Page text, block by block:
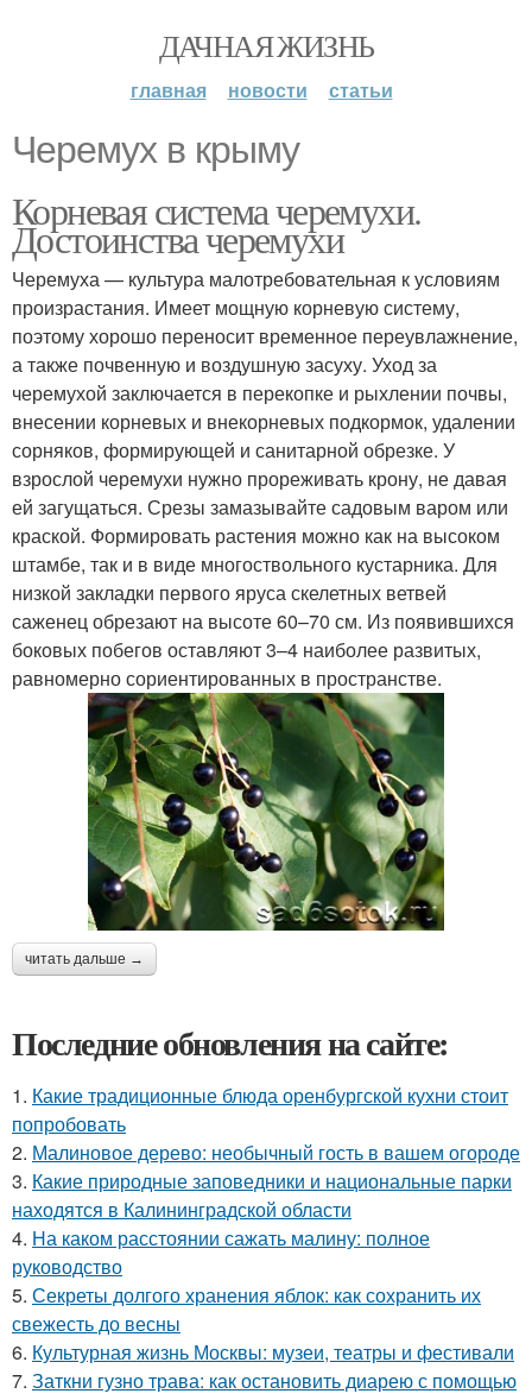
ДАЧНАЯ ЖИЗНЬ
главная новости статьи
Черемух в крыму
Корневая система черемухи.
Достоинства черемухи
Черемуха — культура малотребовательная к условиям
произрастания. Имеет мощную корневую систему,
поэтому хорошо переносит временное переувлажнение,
а также почвенную и воздушную засуху. Уход за
черемухой заключается в перекопке и рыхлении почвы,
внесении корневых и внекорневых подкормок, удалении
сорняков, формирующей и санитарной обрезке. У
взрослой черемухи нужно прореживать крону, не давая
ей загущаться. Срезы замазывайте садовым варом или
краской. Формировать растения можно как на высоком
штамбе, так и в виде многоствольного кустарника. Для
низкой закладки первого яруса скелетных ветвей
саженец обрезают на высоте 60–70 см. Из появившихся
боковых побегов оставляют 3–4 наиболее развитых,
равномерно сориентированных в пространстве.
читать дальше →
Последние обновления на сайте:
1. Какие традиционные блюда оренбургской кухни стоит
попробовать
2. Малиновое дерево: необычный гость в вашем огороде
3. Какие природные заповедники и национальные парки
находятся в Калининградской области
4. На каком расстоянии сажать малину: полное
руководство
5. Секреты долгого хранения яблок: как сохранить их
свежесть до весны
6. Культурная жизнь Москвы: музеи, театры и фестивали
7. Заткни гузно трава: как остановить диарею с помощью